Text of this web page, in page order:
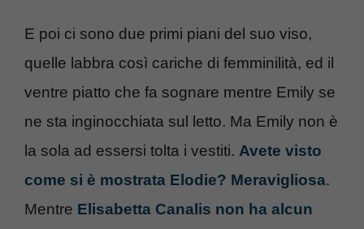
E poi ci sono due primi piani del suo viso,
quelle labbra così cariche di femminilità, ed il
ventre piatto che fa sognare mentre Emily se
ne sta inginocchiata sul letto. Ma Emily non è
la sola ad essersi tolta i vestiti. Avete visto
come si è mostrata Elodie? Meravigliosa.
Mentre Elisabetta Canalis non ha alcun